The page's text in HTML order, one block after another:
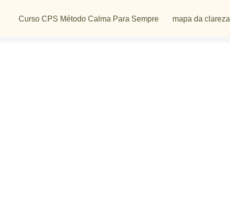
Curso CPS Método Calma Para Sempre mapa da clareza